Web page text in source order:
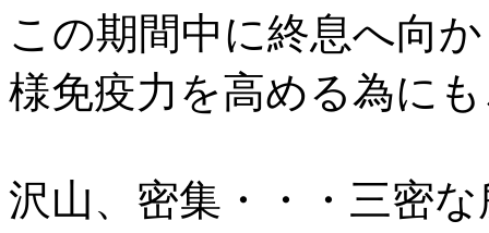
この期間中に終息へ向
様免疫力を高める為に
沢山、密集・・・三密